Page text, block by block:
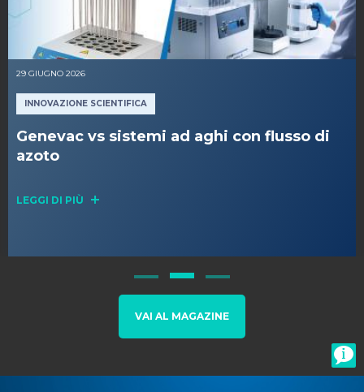
29 GIUGNO 2026
INNOVAZIONE SCIENTIFICA
Genevac vs sistemi ad aghi con flusso di
azoto
LEGGI DI PIÙ
VAI AL MAGAZINE